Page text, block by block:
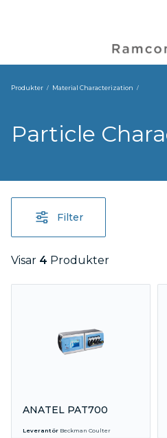
Produkter Material Characterization
Particle
Filter
Visar 4 Produkter
ANATEL PAT700
Leverantör Beckman Coulter